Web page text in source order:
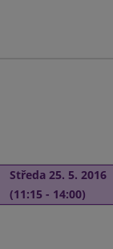
Středa 25. 5. 2016
(11:15 - 14:00)